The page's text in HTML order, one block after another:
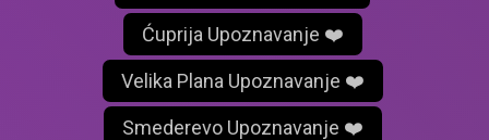
Ćuprija Upoznavanje ❤️
Velika Plana Upoznavanje ❤️
Smederevo Upoznavanje ❤️